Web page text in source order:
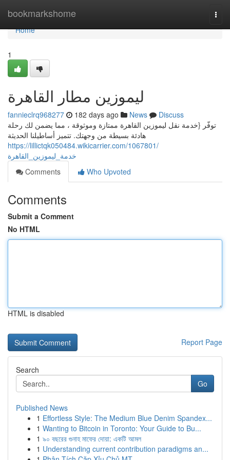
bookmarkshome
Home
Home
1
ليموزين مطار القاهرة
fannieclrq968277 182 days ago News
Discuss
توفّر {خدمة نقل ليموزين القاهرة ممتازة وموثوقة ، مما يضمن لك رحلة
هادئة بسيطة من وجهتك. تتميز أساطيلنا الحديثة
https://lillictqk050484.wikicarrier.com/1067801/
خدمة_ليموزين_القاهرة
Comments
Who Upvoted
Comments
Submit a Comment
No HTML
HTML is disabled
Report Page
Search
Go
Published News
1 Effortless Style: The Medium Blue Denim Spandex...
1 Wanting to Bitcoin in Toronto: Your Guide to Bu...
1 ৯০ বছরের গুনাহ মাফের দোয়া: একটি আমল
1 Understanding current contribution paradigms an...